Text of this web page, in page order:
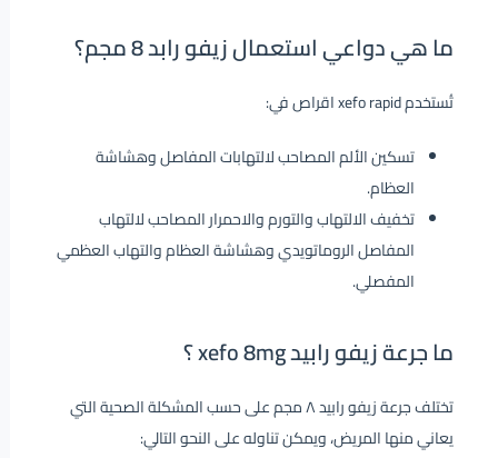
ما هي دواعي استعمال زيفو رابد 8 مجم؟
تُستخدم xefo rapid اقراص في:
تسكين الألم المصاحب لالتهابات المفاصل وهشاشة
العظام.
تخفيف الالتهاب والتورم والاحمرار المصاحب لالتهاب
المفاصل الروماتويدي وهشاشة العظام والتهاب العظمي
المفصلي.
ما جرعة زيفو رابيد xefo 8mg ؟
تختلف جرعة زيفو رابيد ٨ مجم على حسب المشكلة الصحية التي
يعاني منها المريض، ويمكن تناوله على النحو التالي: